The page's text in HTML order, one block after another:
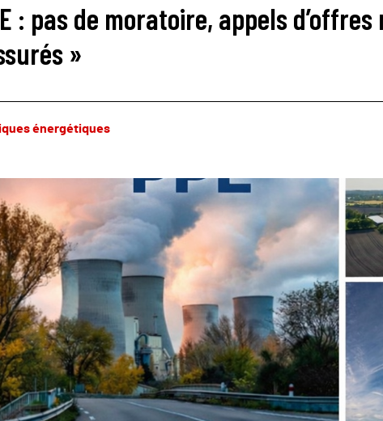
: pas de moratoire, appels
»
énergétiques